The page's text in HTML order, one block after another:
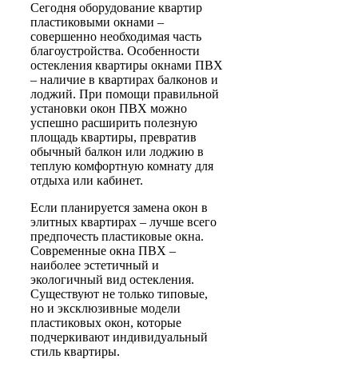
Сегодня оборудование квартир
пластиковыми окнами –
совершенно необходимая часть
благоустройства. Особенности
остекления квартиры окнами ПВХ
– наличие в квартирах балконов и
лоджий. При помощи правильной
установки окон ПВХ можно
успешно расширить полезную
площадь квартиры, превратив
обычный балкон или лоджию в
теплую комфортную комнату для
отдыха или кабинет.
Если планируется замена окон в
элитных квартирах – лучше всего
предпочесть пластиковые окна.
Современные окна ПВХ –
наиболее эстетичный и
экологичный вид остекления.
Существуют не только типовые,
но и эксклюзивные модели
пластиковых окон, которые
подчеркивают индивидуальный
стиль квартиры.